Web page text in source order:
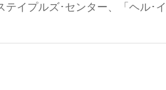
イプルズ･センター、「ヘル･